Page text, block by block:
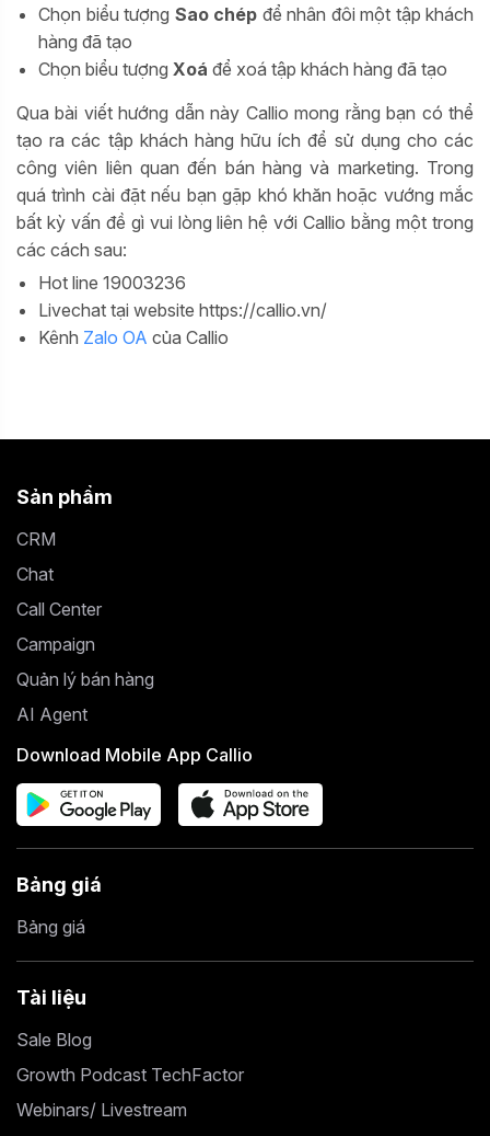
Chọn biểu tượng Sao chép để nhân đôi một tập khách
hàng đã tạo
Chọn biểu tượng Xoá để xoá tập khách hàng đã tạo
Qua bài viết hướng dẫn này Callio mong rằng bạn có thể
tạo ra các tập khách hàng hữu ích để sử dụng cho các
công viên liên quan đến bán hàng và marketing. Trong
quá trình cài đặt nếu bạn gặp khó khăn hoặc vướng mắc
bất kỳ vấn đề gì vui lòng liên hệ với Callio bằng một trong
các cách sau:
Hot line 19003236
Livechat tại website https://callio.vn/
Kênh Zalo OA của Callio
Sản phẩm
CRM
Chat
Call Center
Campaign
Quản lý bán hàng
AI Agent
Download Mobile App Callio
Bảng giá
Bảng giá
Tài liệu
Sale Blog
Growth Podcast TechFactor
Webinars/ Livestream